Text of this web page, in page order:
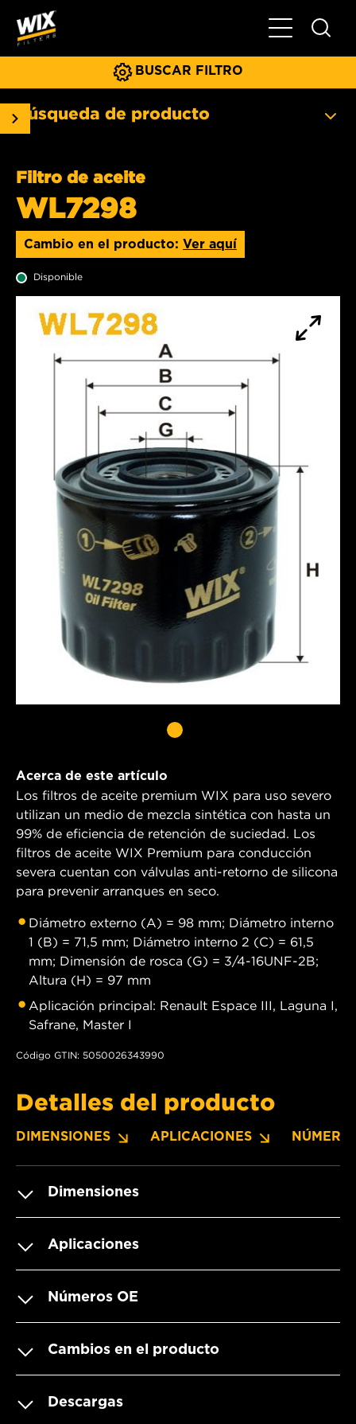
Menú
BUSCAR FILTRO
Búsqueda de producto
Filtro de aceite
WL7298
Cambio en el producto: Ver aquí
Disponible
Acerca de este artículo
Los filtros de aceite premium WIX para uso severo
utilizan un medio de mezcla sintética con hasta un
99% de eficiencia de retención de suciedad. Los
filtros de aceite WIX Premium para conducción
severa cuentan con válvulas anti-retorno de silicona
para prevenir arranques en seco.
Diámetro externo (A) = 98 mm; Diámetro interno
1 (B) = 71,5 mm; Diámetro interno 2 (C) = 61,5
mm; Dimensión de rosca (G) = 3/4-16UNF-2B;
Altura (H) = 97 mm
Aplicación principal: Renault Espace III, Laguna I,
Safrane, Master I
Código GTIN: 5050026343990
Detalles del producto
DIMENSIONES APLICACIONES
Dimensiones
Aplicaciones
Números OE
Cambios en el producto
Descargas